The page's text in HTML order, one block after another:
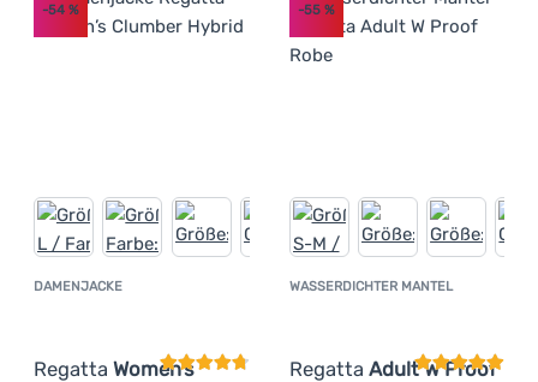
DAMENJACKE
Regatta Women’s
Kundenbewertung
-54 %
WASSERDICHTER MANTEL
Regatta Adult W Proof
-55%